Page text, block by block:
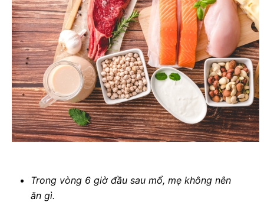
Trong vòng 6 giờ đầu sau mổ, mẹ không nên
ăn gì.